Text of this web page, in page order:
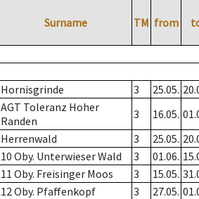
Surname TM from
Hornisgrinde 3 25.05.
AGT Toleranz Hoher
Randen
3 16.05.
Herrenwald 3 25.05.
10 Oby. Unterwieser Wald 3 01.06.
11 Oby. Freisinger Moos 3 15.05.
12 Oby. Pfaffenkopf 3 27.05.